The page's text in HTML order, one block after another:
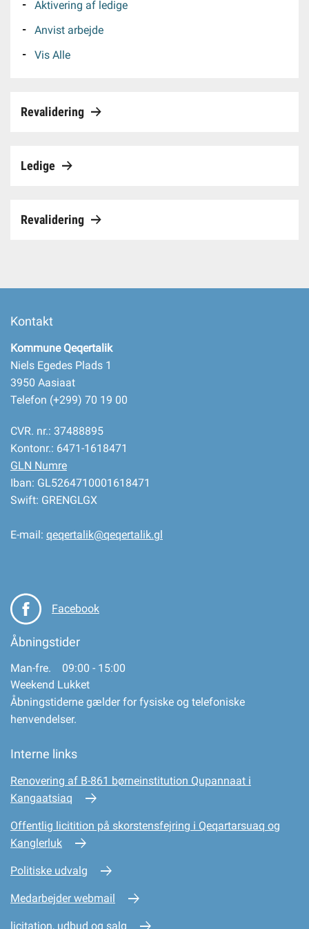
Tidsbestilling
Aktivering af ledige
Anvist arbejde
Vis Alle
Revalidering
Ledige
Revalidering
Kontakt
Kommune Qeqertalik
Niels Egedes Plads 1
3950 Aasiaat
Telefon (+299) 70 19 00
CVR. nr.: 37488895
Kontonr.: 6471-1618471
GLN Numre
Iban: GL5264710001618471
Swift: GRENGLGX
E-mail: qeqertalik@qeqertalik.gl
Facebook
Åbningstider
Man-fre. 09:00 - 15:00
Weekend Lukket
Åbningstiderne gælder for fysiske og telefoniske
henvendelser.
Interne links
Renovering af B-861 børneinstitution Qupannaat i
Kangaatsiaq
Offentlig licitition på skorstensfejring i Qeqartarsuaq og
Kanglerluk
Politiske udvalg
Medarbejder webmail
licitation, udbud og salg